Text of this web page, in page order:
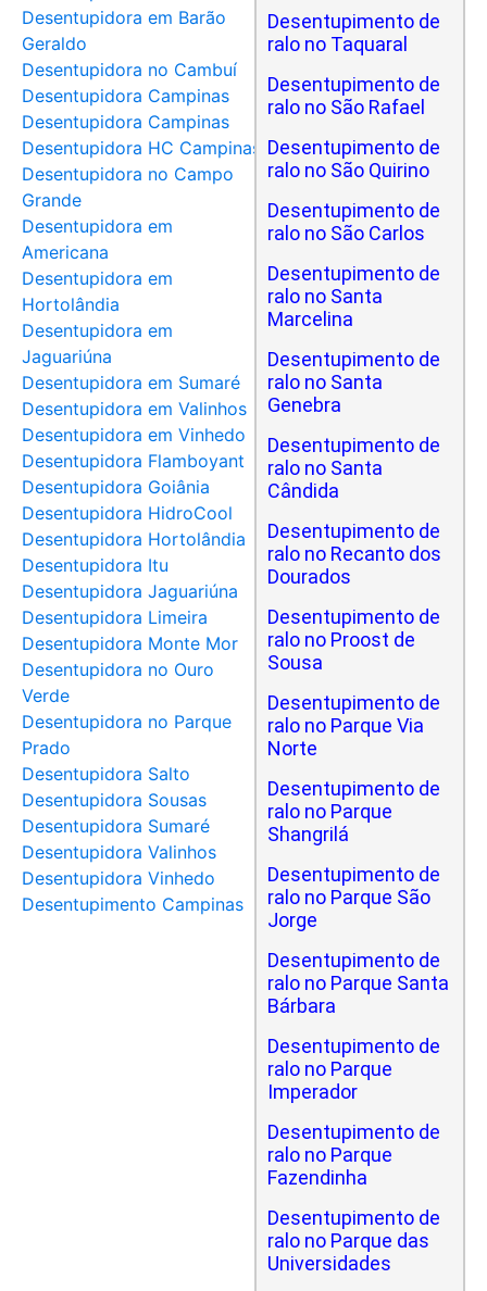
Desentupidora em Barão
Geraldo
Desentupidora no Cambuí
Desentupidora Campinas
Desentupidora Campinas
Desentupidora HC Campinas
Desentupidora no Campo
Grande
Desentupidora em
Americana
Desentupidora em
Hortolândia
Desentupidora em
Jaguariúna
Desentupidora em Sumaré
Desentupidora em Valinhos
Desentupidora em Vinhedo
Desentupidora Flamboyant
Desentupidora Goiânia
Desentupidora HidroCool
Desentupidora Hortolândia
Desentupidora Itu
Desentupidora Jaguariúna
Desentupidora Limeira
Desentupidora Monte Mor
Desentupidora no Ouro
Verde
Desentupidora no Parque
Prado
Desentupidora Salto
Desentupidora Sousas
Desentupidora Sumaré
Desentupidora Valinhos
Desentupidora Vinhedo
Desentupimento Campinas
Desentupimento de
ralo no Taquaral
Desentupimento de
ralo no São Rafael
Desentupimento de
ralo no São Quirino
Desentupimento de
ralo no São Carlos
Desentupimento de
ralo no Santa
Marcelina
Desentupimento de
ralo no Santa
Genebra
Desentupimento de
ralo no Santa
Cândida
Desentupimento de
ralo no Recanto dos
Dourados
Desentupimento de
ralo no Proost de
Sousa
Desentupimento de
ralo no Parque Via
Norte
Desentupimento de
ralo no Parque
Shangrilá
Desentupimento de
ralo no Parque São
Jorge
Desentupimento de
ralo no Parque Santa
Bárbara
Desentupimento de
ralo no Parque
Imperador
Desentupimento de
ralo no Parque
Fazendinha
Desentupimento de
ralo no Parque das
Universidades